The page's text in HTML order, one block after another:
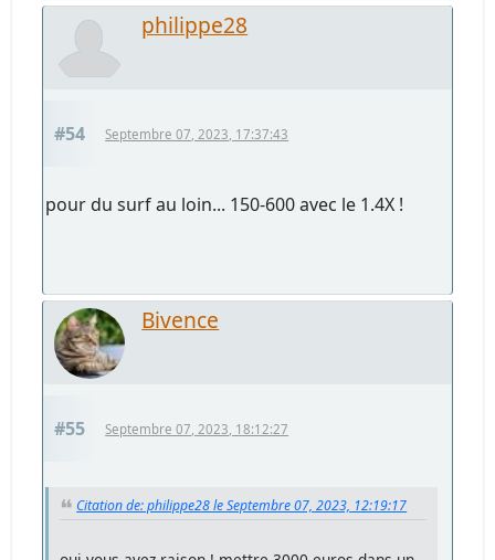
philippe28
#54 Septembre 07, 2023, 17:37:43
pour du surf au loin... 150-600 avec le 1.4X !
Bivence
#55 Septembre 07, 2023, 18:12:27
Citation de: philippe28 le Septembre 07, 2023, 12:19:17